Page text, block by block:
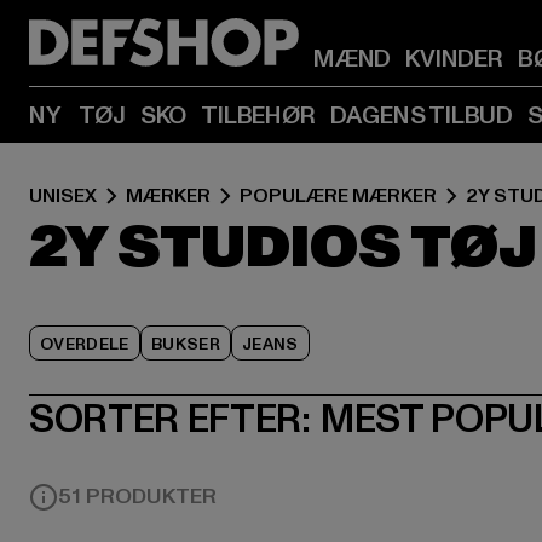
MÆND KVINDER
NY TØJ SKO TILBEHØR DAGENS TILBUD
UNISEX MÆRKER POPULÆRE MÆRKER 2Y
2Y STUDIOS TØJ
OVERDELE BUKSER JEANS
SORTER EFTER: MEST
51 PRODUKTER